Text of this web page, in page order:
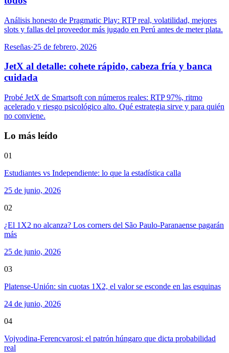
Análisis honesto de Pragmatic Play: RTP real, volatilidad, mejores
slots y fallas del proveedor más jugado en Perú antes de meter plata.
Reseñas·25 de febrero, 2026
JetX al detalle: cohete rápido, cabeza fría y banca
cuidada
Probé JetX de Smartsoft con números reales: RTP 97%, ritmo
acelerado y riesgo psicológico alto. Qué estrategia sirve y para quién
no conviene.
Lo más leído
01
Estudiantes vs Independiente: lo que la estadística calla
25 de junio, 2026
02
¿El 1X2 no alcanza? Los corners del São Paulo-Paranaense pagarán
más
25 de junio, 2026
03
Platense-Unión: sin cuotas 1X2, el valor se esconde en las esquinas
24 de junio, 2026
04
Vojvodina-Ferencvarosi: el patrón húngaro que dicta probabilidad
real